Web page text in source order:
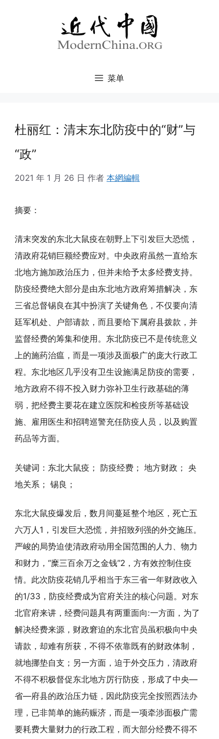
菜单
杜丽红：清末东北防疫中的“财”与
“政”
2021 年 1 月 26 日 作者 本網編輯
摘要：
清末突发的东北大鼠疫在朝野上下引发巨大恐慌，
清政府花销巨额经费应对。中央政府虽然一直给东
北地方施加政治压力，但并未给予太多经费支持。
防疫经费绝大部分是由东北地方政府筹措解决，东
三省总督锡良在其中扮演了关键角色，不仅要向清
廷军机处、户部请款，而且要给下属府县拨款，并
监督经费的筹集和使用。东北防疫已不是传统意义
上的施药治瘟，而是一项涉及面极广的庞大行政工
程。东北地区几乎没有卫生设施满足防疫的需要，
地方政府不得不投入财力弥补卫生行政基础的薄
弱，把经费主要花在建立医院和检疫所等基础设
施、雇用医生和招聘巡警充任防疫人员，以及购置
药品等方面。
关键词：东北大鼠疫； 防疫经费； 地方财政； 央
地关系； 锡良；
东北大鼠疫爆发后，数月间蔓延整个地区，死亡五
六万人1，引发巨大恐慌，并招致列强的外交施压。
严峻的局势迫使清政府动用全国范围的人力、物力
和财力，“糜三百余万之金钱”2，方有效控制住疫
情。此次防疫花销几乎相当于东三省一年财政收入
的1/33，防疫经费成为官府关注的核心问题。对东
北官府来讲，经费问题具有两重面向:一方面，为了
解决经费来源，财政窘迫的东北官员虽积极向中央
请款，却难有所获，不得不依靠既有的财政体制，
就地挪垫自支；另一方面，迫于外交压力，清政府
不得不积极督促东北地方厉行防疫，形成了中央—
省—府县的政治压力链，因此防疫完全按照西法办
理，已非简单的施药赈济，而是一项牵涉面极广需
要耗费大量财力的行政工程，而大部分经费不得不